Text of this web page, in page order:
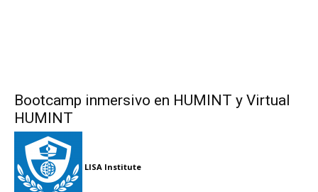
Bootcamp inmersivo en HUMINT y Virtual
HUMINT
LISA Institute